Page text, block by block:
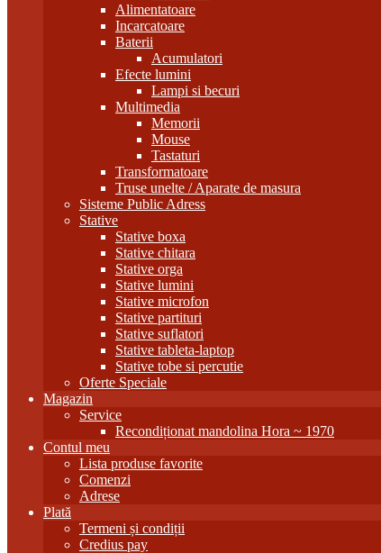
Alimentatoare
Incarcatoare
Baterii
Acumulatori
Efecte lumini
Lampi si becuri
Multimedia
Memorii
Mouse
Tastaturi
Transformatoare
Truse unelte / Aparate de masura
Sisteme Public Adress
Stative
Stative boxa
Stative chitara
Stative orga
Stative lumini
Stative microfon
Stative partituri
Stative suflatori
Stative tableta-laptop
Stative tobe si percutie
Oferte Speciale
Magazin
Service
Recondiționat mandolina Hora ~ 1970
Contul meu
Lista produse favorite
Comenzi
Adrese
Plată
Termeni și condiții
Credius pay